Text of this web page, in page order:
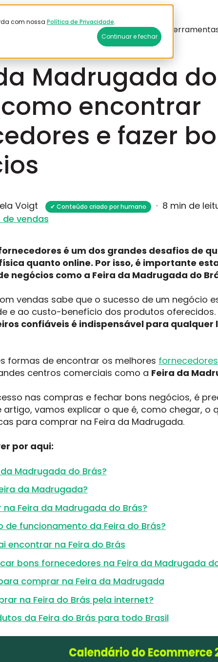
com nossa Política de Privacidade.
Continuar e fechar
Sobre a Plataforma
Madrugada
encontrar
e fazer
Voigt ✔ Conteúdo criado por humano · 8 min de
de vendas
é um dos grandes desafios de
quanto online. Por isso, é importante
negócios como a Feira da Madrugada do
vendas sabe que o sucesso de um negócio
e ao custo-benefício dos produtos oferecidos.
confiáveis é indispensável para qualquer
formas de encontrar os melhores fornecedores
centros comerciais como a Feira da
nas compras e fechar bons negócios, é
artigo, vamos explicar o que é, como chegar, o
para comprar na Feira da Madrugada.
por aqui:
Madrugada do Brás?
da Madrugada?
Feira da Madrugada do Brás?
de funcionamento da Feira do Brás?
encontrar na Feira do Brás
bons fornecedores na Feira da Madrugada
comprar na Feira da Madrugada
na Feira do Brás pela internet?
da Feira do Brás para todo Brasil